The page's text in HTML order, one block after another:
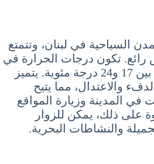
السياحية في لبنان، وتتمتع
تكون درجات الحرارة في
بيروت خلال هذا الشهر بين 17 و24 درجة مئوية. يتميز
والاعتدال، مما يتيح
في المدينة وزيارة المواقع
على ذلك، يمكن للزوار
والنشاطات البحرية.